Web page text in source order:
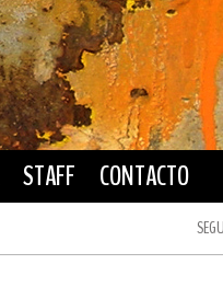
STAFF CONTACTO